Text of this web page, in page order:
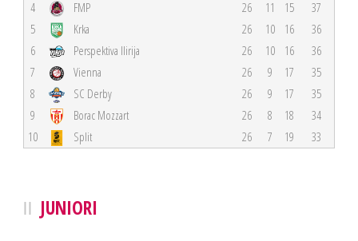
4 FMP 26 11 15
37
5
Krka 26 10 16
36
6
Perspektiva Ilirija 26 10 16
36
7
Vienna 26 9 17
35
8
SC Derby 26 9 17
35
9
Borac Mozzart 26 8 18
34
10
Split 26 7 19 33
JUNIORI